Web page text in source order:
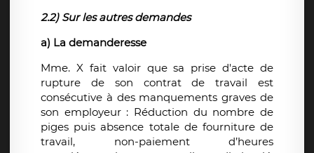
2.2) Sur les autres demandes
a) La demanderesse
Mme. X fait valoir que sa prise d'acte de
rupture de son contrat de travail est
consécutive à des manquements graves de
son employeur : Réduction du nombre de
piges puis absence totale de fourniture de
travail, non-paiement d’heures